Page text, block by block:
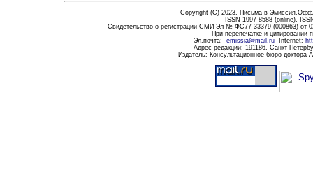
Copyright (C) 2023, Письма в
ISSN 1997-8588 (online).
Свидетельство о регистрации СМИ Эл № ФС77-33379 (000863) от
При перепечатке и
Эл.почта: emissia@mail.ru Internet:
Адрес редакции: 191186, Санкт-
Издатель: Консультационное бюро доктора